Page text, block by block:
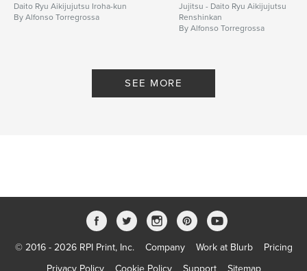
Daito Ryu Aikijujutsu Iroha-kun
By Alfonso Torregrossa
Jujitsu - Daito Ryu Aikijujutsu
Renshinkan
By Alfonso Torregrossa
SEE MORE
© 2016 - 2026 RPI Print, Inc. Company Work at Blurb
Pricing
Privacy Policy
Cookie Policy Support Sitemap